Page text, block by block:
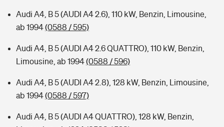
Sie haben Fragen?
Audi A4, B 5 (AUDI A4 2.6), 110 kW, Benzin, Limousine,
ab 1994(0588 / 595)
Audi A4, B 5 (AUDI A4 2.6 QUATTRO), 110 kW, Benzin,
Limousine, ab 1994(0588 / 596)
Audi A4, B 5 (AUDI A4 2.8), 128 kW, Benzin, Limousine,
ab 1994(0588 / 597)
Audi A4, B 5 (AUDI A4 QUATTRO), 128 kW, Benzin,